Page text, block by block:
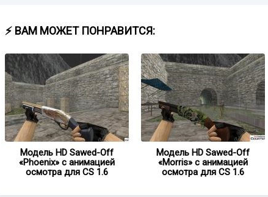
⚡ ВАМ МОЖЕТ ПОНРАВИТСЯ:
Модель HD Sawed-Off
«Phoenix» с анимацией
осмотра для CS 1.6
Модель HD Sawed-Off
«Morris» с анимацией
осмотра для CS 1.6